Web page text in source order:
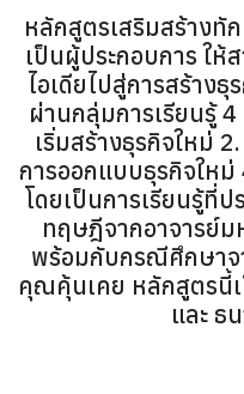
หลักสูตรเสริมสร้างทั
เป็นผู้ประกอบการ ใ
ไอเดียไปสู่การสร้าง
ผ่านกลุ่มการเรียนรู้
เริ่มสร้างธุรกิจใหม่
การออกแบบธุรกิจใหม่
โดยเป็นการเรียนรู้ที่
ทฤษฎีจากอาจารย์ม
พร้อมกับกรณีศึกษาจ
คุณคุ้นเคย หลักสูตรนี้
และ ธ